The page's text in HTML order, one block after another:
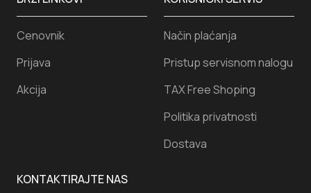
Način plaćanja
Pristup servisnom nalogu
TAX Free Shoping
Politika privatnosti
Dostava
KONTAKTIRAJTE NAS
Cenovnik
Prijava
Akcija